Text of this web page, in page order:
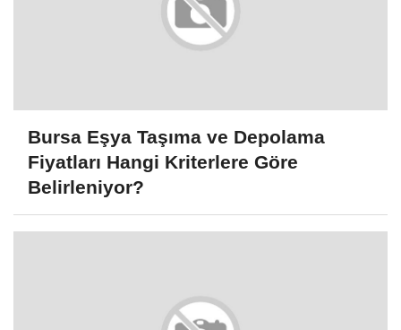
Bursa Eşya Taşıma ve Depolama
Fiyatları Hangi Kriterlere Göre
Belirleniyor?